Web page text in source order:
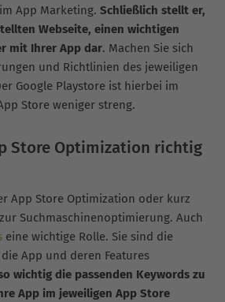
App Marketing. Schließlich stellt er,
Webseite, einen wichtigen
mit Ihrer App dar. Machen Sie sich
und Richtlinien des jeweiligen
Google Playstore ist hierbei im
Store weniger streng.
Store Optimization richtig
App Store Optimization oder kurz
Suchmaschinenoptimierung. Auch
eine wichtige Rolle. Sie sind die
App und deren Features
wichtig die passenden Keywords zu
App im jeweiligen App Store